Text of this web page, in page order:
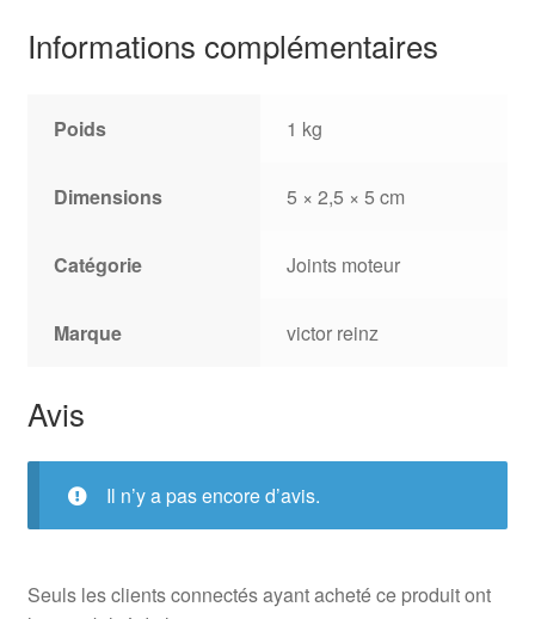
Informations complémentaires
Poids 1 kg
Dimensions 5 × 2,5 × 5 cm
Catégorie Joints moteur
Marque victor reinz
Avis
Il n’y a pas encore d’avis.
Seuls les clients connectés ayant acheté ce produit ont